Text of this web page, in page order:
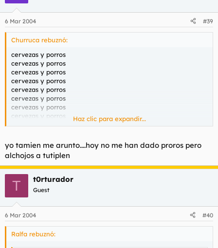
6 Mar 2004 #39
Churruca rebuznó:
cervezas y porros
cervezas y porros
cervezas y porros
cervezas y porros
cervezas y porros
cervezas y porros
cervezas y porros
cervezas y porros
cervezas y porros
cervezas y porros
cervezas y porros
cervezas y porros
cervezas y porros
cervezas y porros
cervezas y porros
cervezas y porros
cervezas y porros
cervezas y porros
cervezas y porros
Haz clic para expandir...
yo tamien me arunto....hoy no me han dado proros pero
alchojos a tutiplen
T t0rturador
Guest
6 Mar 2004 #40
Ralfa rebuznó: